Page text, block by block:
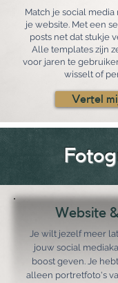
Match je social
je website. Met een
posts net dat stukje
Alle templates zijn
voor jaren te
wisselt of
Vertel
Website
Je wilt jezelf meer
jouw social
boost geven. Je
alleen portretfoto's